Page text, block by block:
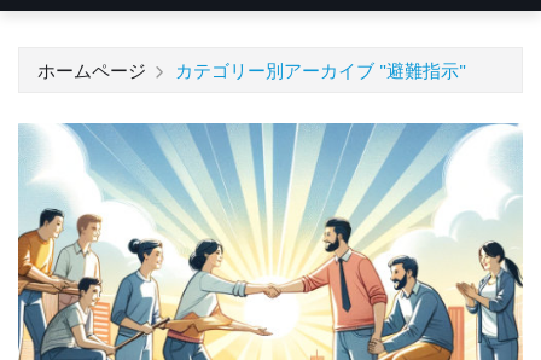
ホームページ カテゴリー別アーカイブ "避難指示"